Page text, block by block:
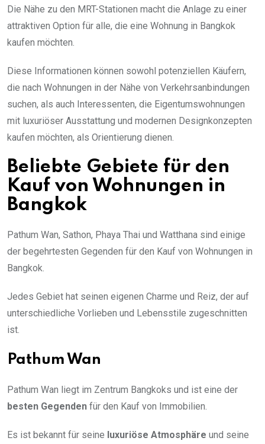
Die Nähe zu den MRT-Stationen macht die Anlage zu einer
attraktiven Option für alle, die eine Wohnung in Bangkok
kaufen möchten.
Diese Informationen können sowohl potenziellen Käufern,
die nach Wohnungen in der Nähe von Verkehrsanbindungen
suchen, als auch Interessenten, die Eigentumswohnungen
mit luxuriöser Ausstattung und modernen Designkonzepten
kaufen möchten, als Orientierung dienen.
Beliebte Gebiete für den
Kauf von Wohnungen in
Bangkok
Pathum Wan, Sathon, Phaya Thai und Watthana sind einige
der begehrtesten Gegenden für den Kauf von Wohnungen in
Bangkok.
Jedes Gebiet hat seinen eigenen Charme und Reiz, der auf
unterschiedliche Vorlieben und Lebensstile zugeschnitten
ist.
Pathum Wan
Pathum Wan liegt im Zentrum Bangkoks und ist eine der
besten Gegenden für den Kauf von Immobilien.
Es ist bekannt für seine luxuriöse Atmosphäre und seine